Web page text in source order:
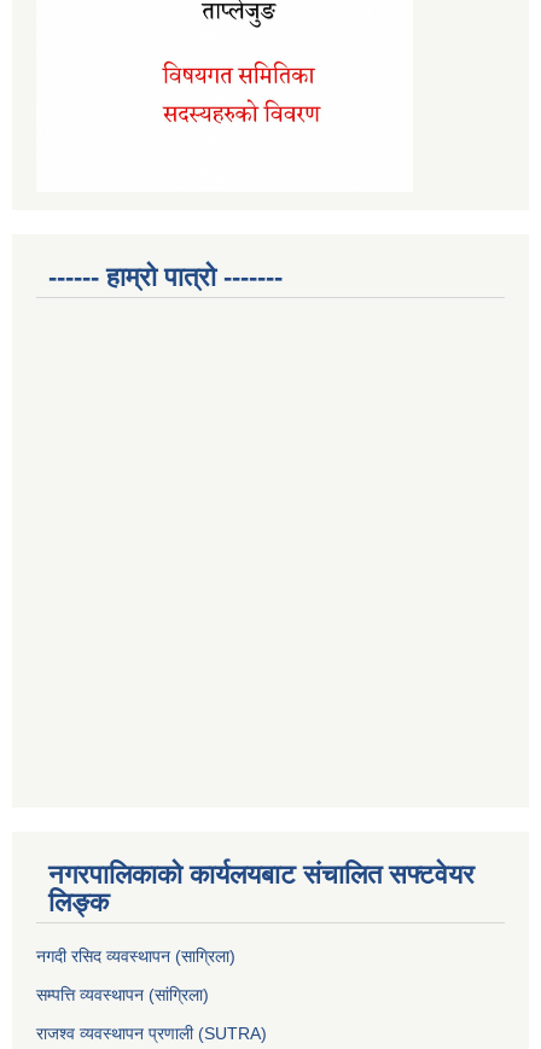
------ हाम्रो पात्रो -------
नगरपालिकाको कार्यलयबाट संचालित सफ्टवेयर
लिङ्क
नगदी रसिद व्यवस्थापन (साग्रिला)
सम्पत्ति व्यवस्थापन (सांग्रिला)
राजश्व व्यवस्थापन प्रणाली (SUTRA)